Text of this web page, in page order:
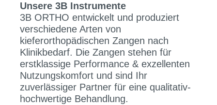
Unsere 3B Instrumente
3B ORTHO entwickelt und produziert
verschiedene Arten von
kieferorthopädischen Zangen nach
Klinikbedarf. Die Zangen stehen für
erstklassige Performance & exzellenten
Nutzungskomfort und sind Ihr
zuverlässiger Partner für eine qualitativ-
hochwertige Behandlung.